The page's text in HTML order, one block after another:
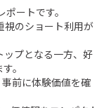
ートです。
視のショート利用が
ップとなる一方、好
。
前に体験価値を確